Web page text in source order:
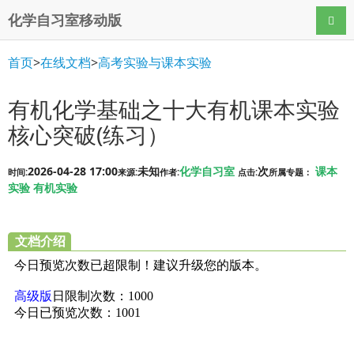
化学自习室移动版 导航
首页>在线文档>高考实验与课本实验
有机化学基础之十大有机课本实验
核心突破(练习）
时间:2026-04-28 17:00来源:未知作者:化学自习室 点击:次所属专题： 课本
实验 有机实验
文档介绍